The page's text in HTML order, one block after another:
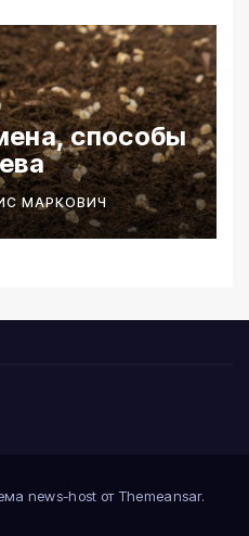
способы
МАРКОВИЧ
news-host от Themeansar.